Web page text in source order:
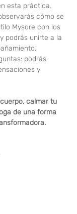
esta práctica.
cómo se
Mysore con los
podrás unirte a la
podrás
y
calmar tu
de una forma